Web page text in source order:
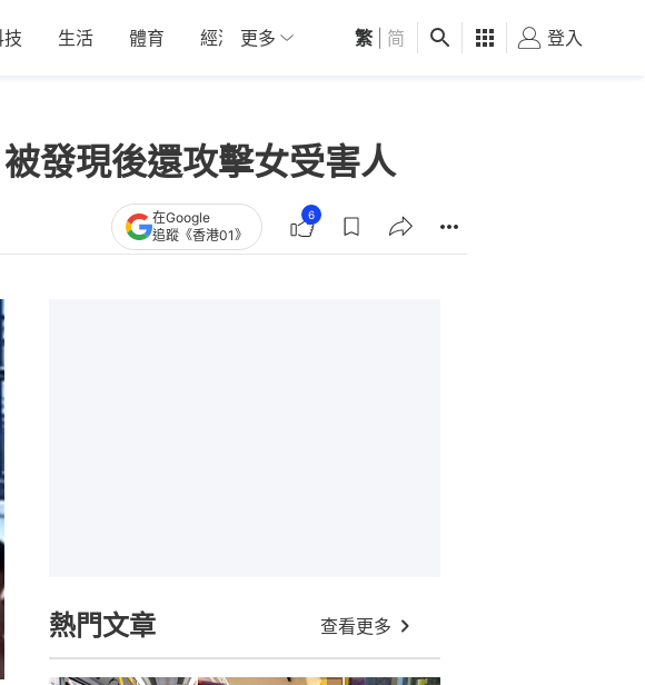
技 生活 體育 經濟 01深圳 觀點 健康 好食玩飛
更多 繁 简 登入
發現後還攻擊女受害人
在Google
追蹤《香港01》
6
熱門文章 查看更多